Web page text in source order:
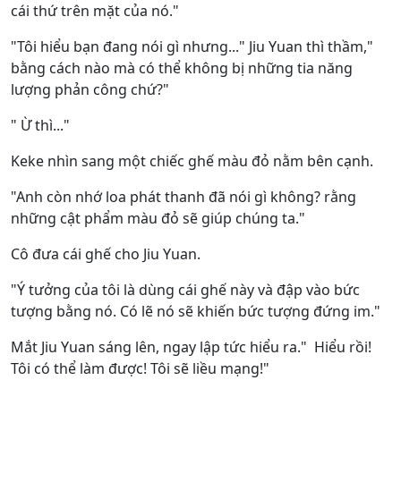
cái thứ trên mặt của nó."
"Tôi hiểu bạn đang nói gì nhưng..." Jiu Yuan thì thầm,"
bằng cách nào mà có thể không bị những tia năng
lượng phản công chứ?"
" Ừ thì..."
Keke nhìn sang một chiếc ghế màu đỏ nằm bên cạnh.
"Anh còn nhớ loa phát thanh đã nói gì không? rằng
những cật phẩm màu đỏ sẽ giúp chúng ta."
Cô đưa cái ghế cho Jiu Yuan.
"Ý tưởng của tôi là dùng cái ghế này và đập vào bức
tượng bằng nó. Có lẽ nó sẽ khiến bức tượng đứng im."
Mắt Jiu Yuan sáng lên, ngay lập tức hiểu ra." Hiểu rồi!
Tôi có thể làm được! Tôi sẽ liều mạng!"